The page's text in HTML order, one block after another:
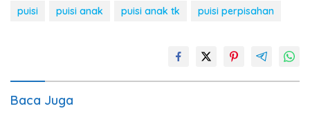
puisi puisi anak puisi anak tk puisi perpisahan
Baca Juga